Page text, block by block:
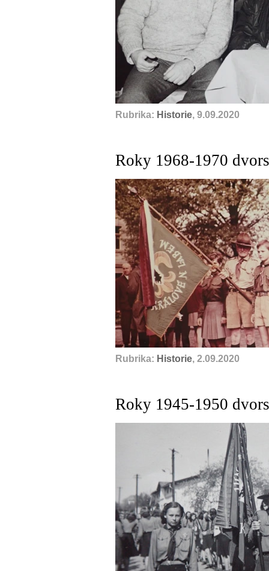
Rubrika: Historie, 9.09.2020
Roky 1968-1970
Rubrika: Historie, 2.09.2020
Roky 1945-1950